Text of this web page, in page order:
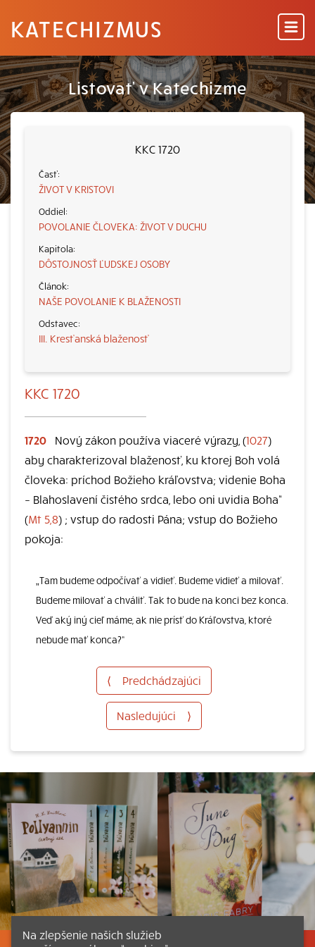
KATECHIZMUS
Listovať v Katechizme
KKC 1720
ŽIVOT V KRISTOVI
POVOLANIE ČLOVEKA: ŽIVOT V DUCHU
DÔSTOJNOSŤ ĽUDSKEJ OSOBY
NAŠE POVOLANIE K BLAŽENOSTI
III. Kresťanská blaženosť
KKC 1720
1720 Nový zákon používa viaceré výrazy, (1027)
aby charakterizoval blaženosť, ku ktorej Boh volá
človeka: príchod Božieho kráľovstva; videnie Boha
– Blahoslavení čistého srdca, lebo oni uvidia Boha“
(Mt 5,8) ; vstup do radosti Pána; vstup do Božieho
pokoja:
„Tam budeme odpočívať a vidieť. Budeme vidieť a milovať.
Budeme milovať a chváliť. Tak to bude na konci bez konca.
Veď aký iný cieľ máme, ak nie prísť do Kráľovstva, ktoré
nebude mať konca?“
⟨ Predchádzajúci
Nasledujúci ⟩
Na zlepšenie našich služieb